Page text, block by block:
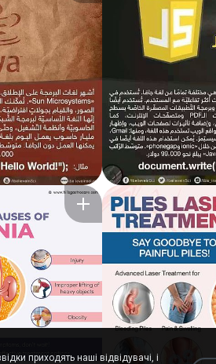
приходять наші відвідувачі, і